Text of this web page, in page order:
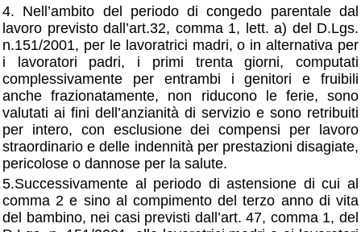
4. Nell’ambito del periodo di congedo parentale dal
lavoro previsto dall’art.32, comma 1, lett. a) del D.Lgs.
n.151/2001, per le lavoratrici madri, o in alternativa per
i lavoratori padri, i primi trenta giorni, computati
complessivamente per entrambi i genitori e fruibili
anche frazionatamente, non riducono le ferie, sono
valutati ai fini dell’anzianità di servizio e sono retribuiti
per intero, con esclusione dei compensi per lavoro
straordinario e delle indennità per prestazioni disagiate,
pericolose o dannose per la salute.
5.Successivamente al periodo di astensione di cui al
comma 2 e sino al compimento del terzo anno di vita
del bambino, nei casi previsti dall’art. 47, comma 1, del